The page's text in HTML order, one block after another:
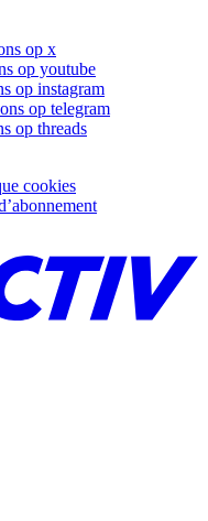
op x
op youtube
op instagram
op telegram
op threads
cookies